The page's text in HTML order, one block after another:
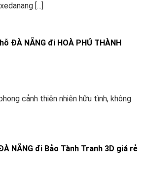
[...]
ĐÀ NẴNG đi HOÀ PHÚ THÀNH
cảnh thiên nhiên hữu tình, không
NẴNG đi Bảo Tành Tranh 3D giá rẻ